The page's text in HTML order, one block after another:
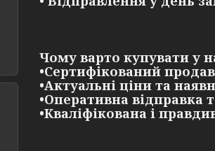
Чому варто купувати у
•Сертифікований
•Актуальні ціни та
•Оперативна відправка
•Кваліфікована і